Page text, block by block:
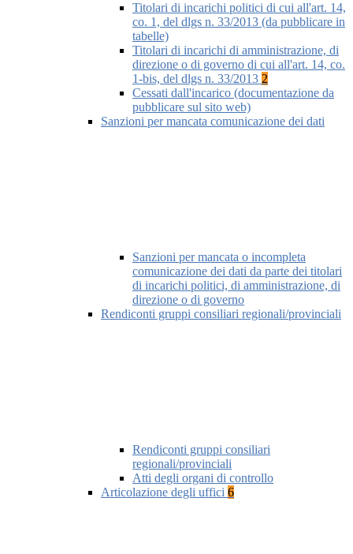
Titolari di incarichi politici di cui all'art. 14,
co. 1, del dlgs n. 33/2013 (da pubblicare in
tabelle)
Titolari di incarichi di amministrazione, di
direzione o di governo di cui all'art. 14, co.
1-bis, del dlgs n. 33/2013 2
Cessati dall'incarico (documentazione da
pubblicare sul sito web)
Sanzioni per mancata comunicazione dei dati
Sanzioni per mancata o incompleta
comunicazione dei dati da parte dei titolari
di incarichi politici, di amministrazione, di
direzione o di governo
Rendiconti gruppi consiliari regionali/provinciali
Rendiconti gruppi consiliari
regionali/provinciali
Atti degli organi di controllo
Articolazione degli uffici 6